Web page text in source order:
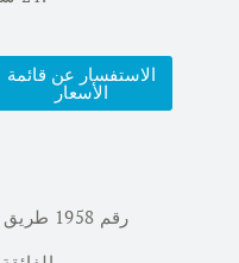
الاستفسار عن قائمة
الأسعار
رقم